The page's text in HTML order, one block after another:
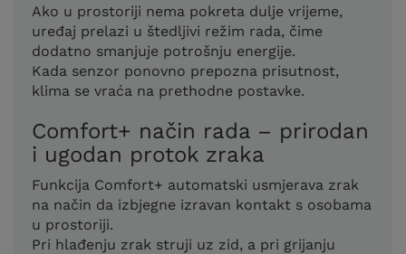
Ako u prostoriji nema pokreta dulje vrijeme,
uređaj prelazi u štedljivi režim rada, čime
dodatno smanjuje potrošnju energije.
Kada senzor ponovno prepozna prisutnost,
klima se vraća na prethodne postavke.
Comfort+ način rada – prirodan
i ugodan protok zraka
Funkcija Comfort+ automatski usmjerava zrak
na način da izbjegne izravan kontakt s osobama
u prostoriji.
Pri hlađenju zrak struji uz zid, a pri grijanju